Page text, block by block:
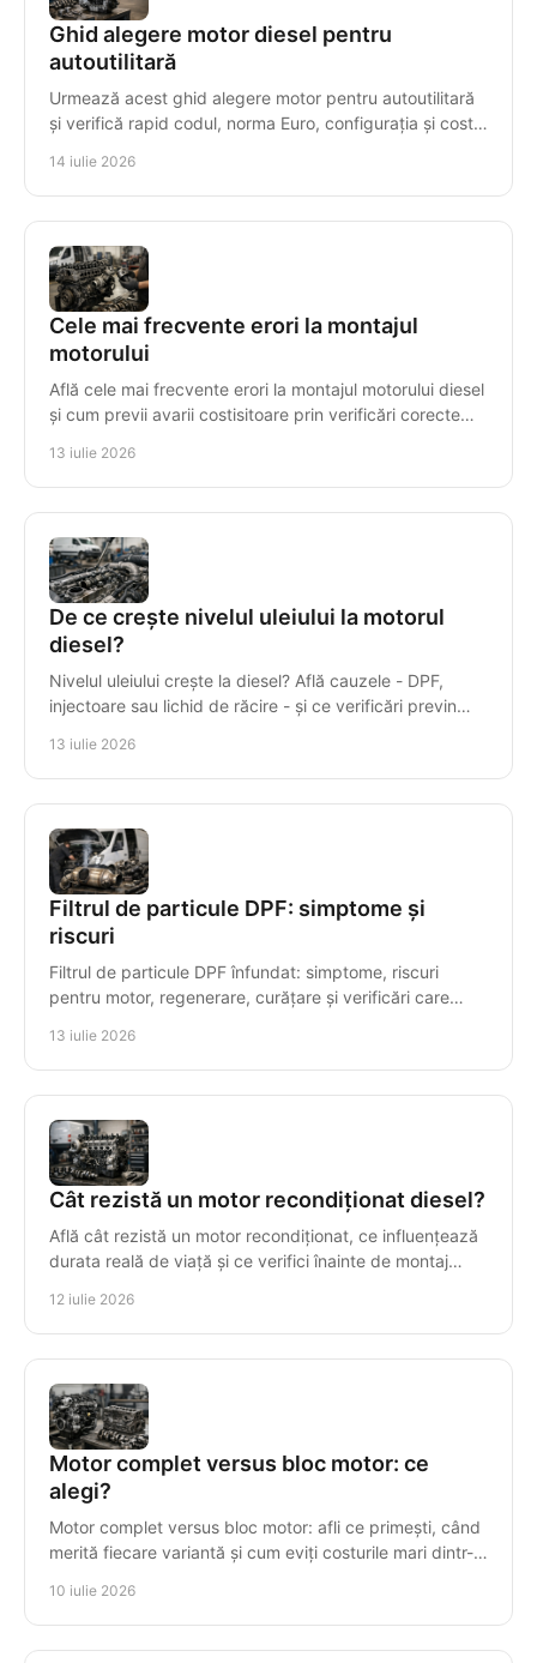
Ghid alegere motor diesel pentru
autoutilitară
Urmează acest ghid alegere motor pentru autoutilitară
și verifică rapid codul, norma Euro, configurația și costul
14 iulie 2026
Cele mai frecvente erori la montajul
motorului
Află cele mai frecvente erori la montajul motorului diesel
și cum previi avarii costisitoare prin verificări corecte
13 iulie 2026
De ce crește nivelul uleiului la motorul
diesel?
Nivelul uleiului crește la diesel? Află cauzele - DPF,
injectoare sau lichid de răcire - și ce verificări previn
13 iulie 2026
Filtrul de particule DPF: simptome și
riscuri
Filtrul de particule DPF înfundat: simptome, riscuri
pentru motor, regenerare, curățare și verificări care
13 iulie 2026
Cât rezistă un motor recondiționat diesel?
Află cât rezistă un motor recondiționat, ce influențează
durata reală de viață și ce verifici înainte de montaj
12 iulie 2026
Motor complet versus bloc motor: ce
alegi?
Motor complet versus bloc motor: afli ce primești, când
merită fiecare variantă și cum eviți costurile mari dintr-o
10 iulie 2026